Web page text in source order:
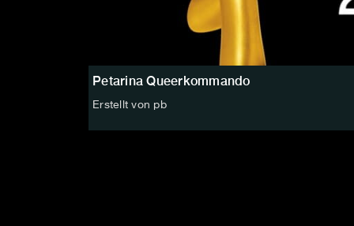
Petarina Queerkommando
Erstellt von pb